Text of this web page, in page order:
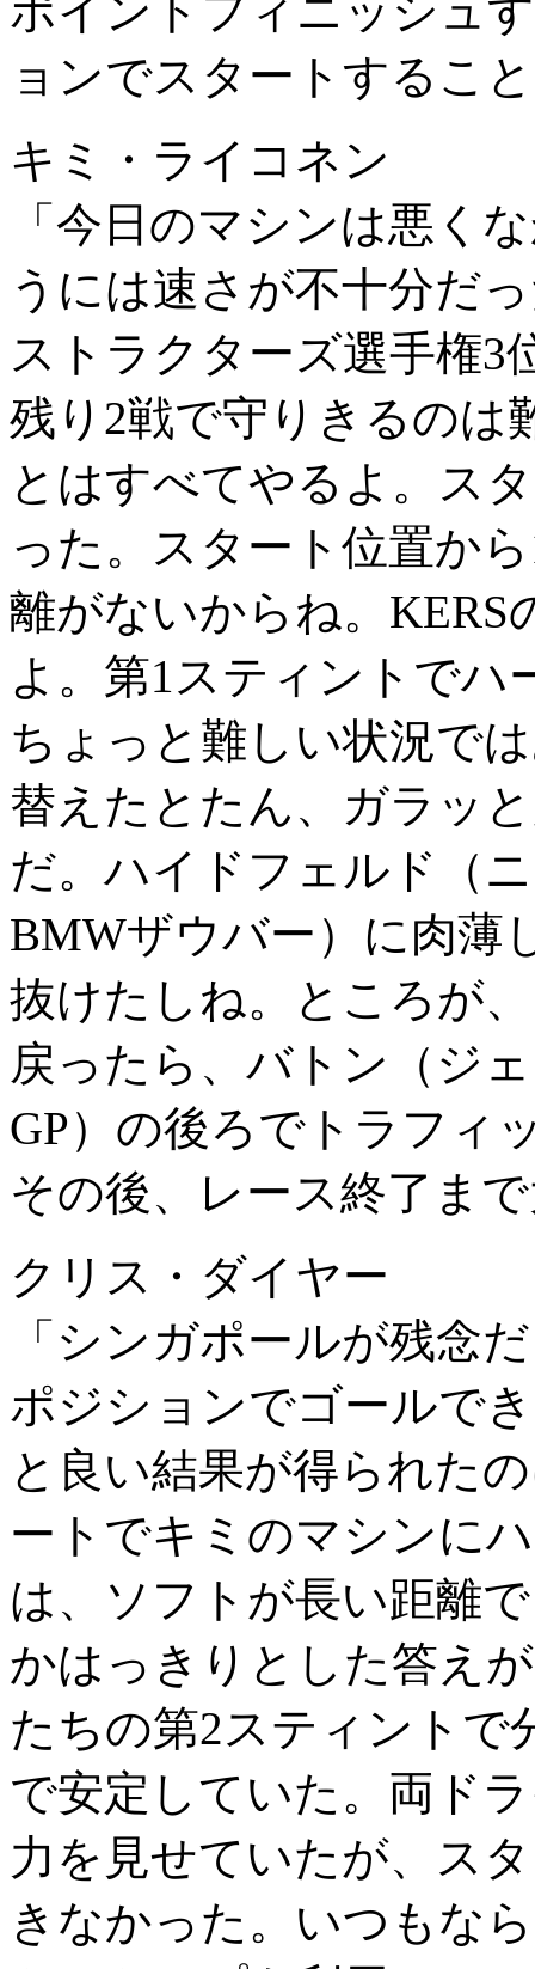
ポイントフィニッシュ
ョンでスタートするこ
キミ・ライコネン
「今日のマシンは悪く
うには速さが不十分だ
ストラクターズ選手権3
残り2戦で守りきるのは
とはすべてやるよ。ス
った。スタート位置か
離がないからね。
よ。第1スティントでハ
ちょっと難しい状況で
替えたとたん、ガラッ
だ。ハイドフェルド（
BMWザウバー）に肉薄
抜けたしね。ところが
戻ったら、バトン（ジ
GP）の後ろでトラフィ
その後、レース終了ま
クリス・ダイヤー
「シンガポールが残念
ポジションでゴールで
と良い結果が得られた
ートでキミのマシンに
は、ソフトが長い距離
かはっきりとした答え
たちの第2スティントで
で安定していた。両ド
力を見せていたが、ス
きなかった。いつもな